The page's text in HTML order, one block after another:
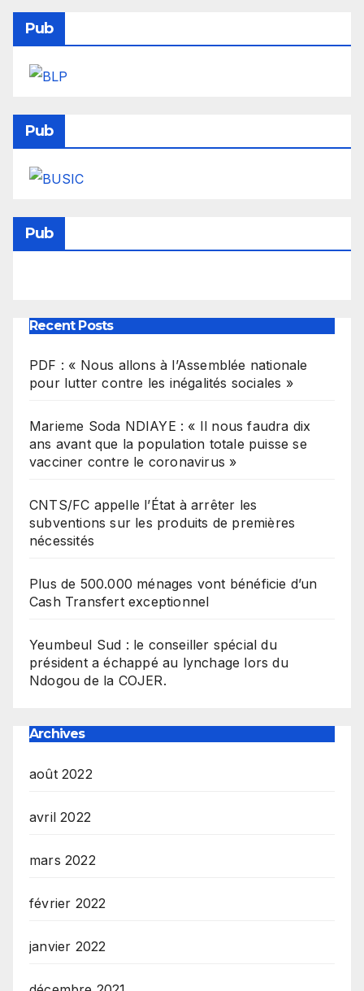
Pub
Pub
Pub
Recent Posts
PDF : « Nous allons à l’Assemblée nationale
pour lutter contre les inégalités sociales »
Marieme Soda NDIAYE : « Il nous faudra dix
ans avant que la population totale puisse se
vacciner contre le coronavirus »
CNTS/FC appelle l’État à arrêter les
subventions sur les produits de premières
nécessités
Plus de 500.000 ménages vont bénéficie d’un
Cash Transfert exceptionnel
Yeumbeul Sud : le conseiller spécial du
président a échappé au lynchage lors du
Ndogou de la COJER.
Archives
août 2022
avril 2022
mars 2022
février 2022
janvier 2022